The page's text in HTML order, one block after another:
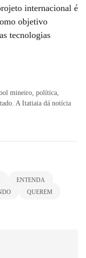
internacional é
objetivo
tecnologias
mineiro, política,
A Itatiaia dá notícia
ENTENDA
QUEREM